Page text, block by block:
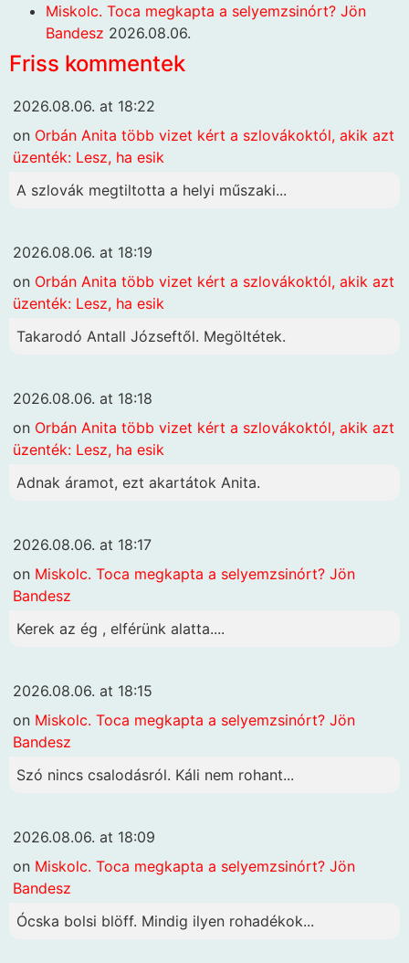
Miskolc. Toca megkapta a selyemzsinórt? Jön
Bandesz 2026.08.06.
Friss kommentek
2026.08.06. at 18:22
on Orbán Anita több vizet kért a szlovákoktól, akik azt
üzenték: Lesz, ha esik
A szlovák megtiltotta a helyi műszaki...
2026.08.06. at 18:19
on Orbán Anita több vizet kért a szlovákoktól, akik azt
üzenték: Lesz, ha esik
Takarodó Antall Józseftől. Megöltétek.
2026.08.06. at 18:18
on Orbán Anita több vizet kért a szlovákoktól, akik azt
üzenték: Lesz, ha esik
Adnak áramot, ezt akartátok Anita.
2026.08.06. at 18:17
on Miskolc. Toca megkapta a selyemzsinórt? Jön
Bandesz
Kerek az ég , elférünk alatta....
2026.08.06. at 18:15
on Miskolc. Toca megkapta a selyemzsinórt? Jön
Bandesz
Szó nincs csalodásról. Káli nem rohant...
2026.08.06. at 18:09
on Miskolc. Toca megkapta a selyemzsinórt? Jön
Bandesz
Ócska bolsi blöff. Mindig ilyen rohadékok...